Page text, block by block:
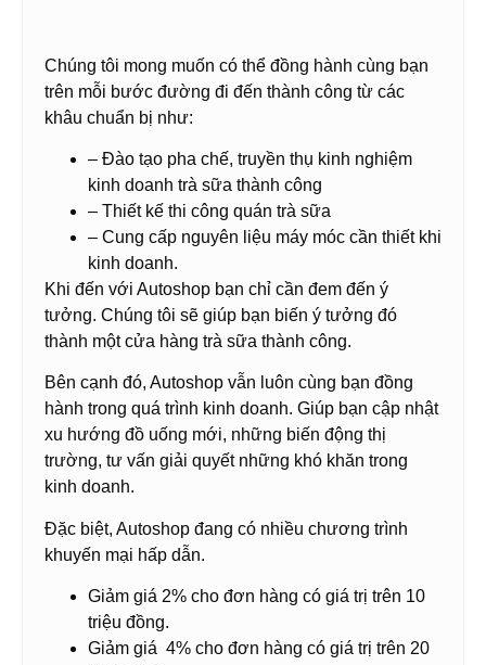
Chúng tôi mong muốn có thể đồng hành cùng bạn
trên mỗi bước đường đi đến thành công từ các
khâu chuẩn bị như:
– Đào tạo pha chế, truyền thụ kinh nghiệm
kinh doanh trà sữa thành công
– Thiết kế thi công quán trà sữa
– Cung cấp nguyên liệu máy móc cần thiết khi
kinh doanh.
Khi đến với Autoshop bạn chỉ cần đem đến ý
tưởng. Chúng tôi sẽ giúp bạn biến ý tưởng đó
thành một cửa hàng trà sữa thành công.
Bên cạnh đó, Autoshop vẫn luôn cùng bạn đồng
hành trong quá trình kinh doanh. Giúp bạn cập nhật
xu hướng đồ uống mới, những biến động thị
trường, tư vấn giải quyết những khó khăn trong
kinh doanh.
Đặc biệt, Autoshop đang có nhiều chương trình
khuyến mại hấp dẫn.
Giảm giá 2% cho đơn hàng có giá trị trên 10
triệu đồng.
Giảm giá 4% cho đơn hàng có giá trị trên 20